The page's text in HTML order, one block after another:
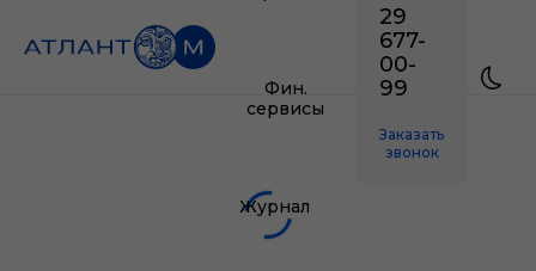
Фин.
сервисы
Журнал
29
677-
00-
99
Заказать
звонок